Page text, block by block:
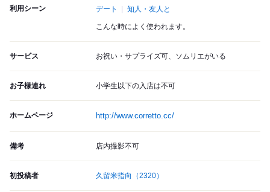
利用シーン デート 知人・友人と
こんな時によく使われます。
サービス お祝い・サプライズ可、ソムリエがいる
お子様連れ 小学生以下の入店は不可
ホームページ http://www.corretto.cc/
備考 店内撮影不可
初投稿者 久留米指向 （2320）